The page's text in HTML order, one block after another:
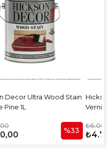
Hickson Decor Ultra Solventli
Vernik 5L. Natural
₺6.000,00
₺4.750,00 %21